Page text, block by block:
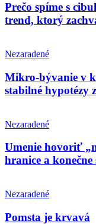
Prečo spíme s
trend, ktorý
Nezaradené
Mikro-bývanie v
stabilné hypotézy
Nezaradené
Umenie hovoriť
hranice a konečne
Nezaradené
Pomsta je krvavá